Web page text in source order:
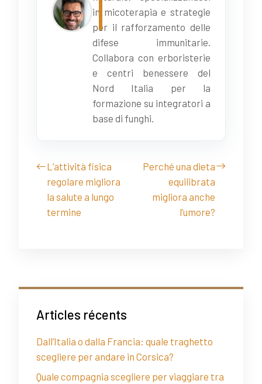
in micoterapia e strategie
per il rafforzamento delle
difese immunitarie.
Collabora con erboristerie
e centri benessere del
Nord Italia per la
formazione su integratori a
base di funghi.
L’attività fisica
regolare migliora
la salute a lungo
termine
Perché una dieta
equilibrata
migliora anche
l’umore?
Articles récents
Dall’Italia o dalla Francia: quale traghetto
scegliere per andare in Corsica?
Quale compagnia scegliere per viaggiare tra